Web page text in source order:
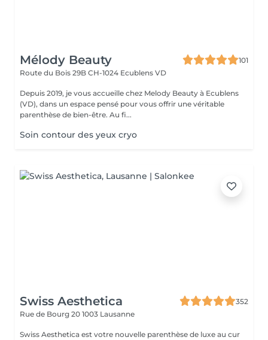
Mélody Beauty
101
Route du Bois 29B CH-1024 Ecublens VD
Depuis 2019, je vous accueille chez Melody Beauty à Ecublens
(VD), dans un espace pensé pour vous offrir une véritable
parenthèse de bien-être. Au fi...
Soin contour des yeux cryo
Swiss Aesthetica
352
Rue de Bourg 20 1003 Lausanne
Swiss Aesthetica est votre nouvelle parenthèse de luxe au cur